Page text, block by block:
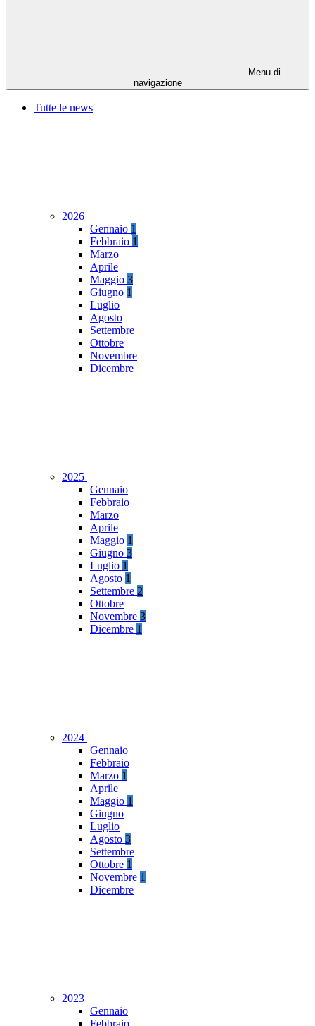
Menu di
navigazione
Tutte le news
2026
Gennaio 1
Febbraio 1
Marzo
Aprile
Maggio 3
Giugno 1
Luglio
Agosto
Settembre
Ottobre
Novembre
Dicembre
2025
Gennaio
Febbraio
Marzo
Aprile
Maggio 1
Giugno 3
Luglio 1
Agosto 1
Settembre 2
Ottobre
Novembre 3
Dicembre 1
2024
Gennaio
Febbraio
Marzo 1
Aprile
Maggio 1
Giugno
Luglio
Agosto 3
Settembre
Ottobre 1
Novembre 1
Dicembre
2023
Gennaio